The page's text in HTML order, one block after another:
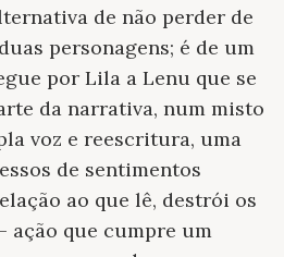
de não perder de
personagens; é de um
por Lila a Lenu que se
da narrativa, num misto
voz e reescritura, uma
de sentimentos
ao que lê, destrói os
ação que cumpre um